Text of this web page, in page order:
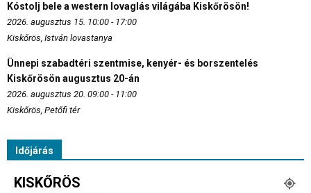
Kóstolj bele a western lovaglás világába Kiskőrösön!
2026. augusztus 15. 10:00 - 17:00
Kiskőrös, István lovastanya
Ünnepi szabadtéri szentmise, kenyér- és borszentelés
Kiskőrösön augusztus 20-án
2026. augusztus 20. 09:00 - 11:00
Kiskőrös, Petőfi tér
Időjárás
KISKŐRÖS